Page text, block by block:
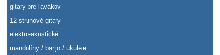
gitary pre ľavákov
12 strunové gitary
elektro-akustické
mandolíny / banjo / ukulele